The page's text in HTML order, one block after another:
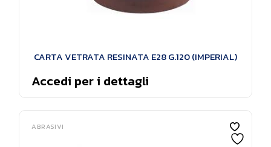
CARTA VETRATA RESINATA E28 G.120 (IMPERIAL)
Accedi per i dettagli
ABRASIVI